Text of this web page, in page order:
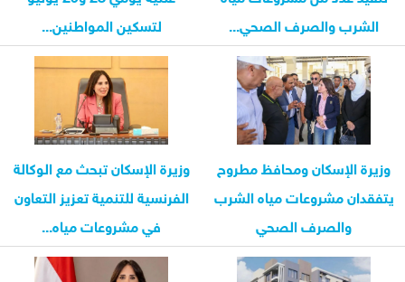
الشرب والصرف الصحي...
لتسكين المواطنين...
وزيرة الإسكان ومحافظ مطروح
يتفقدان مشروعات مياه الشرب
والصرف الصحي
وزيرة الإسكان تبحث مع الوكالة
الفرنسية للتنمية تعزيز التعاون
في مشروعات مياه...